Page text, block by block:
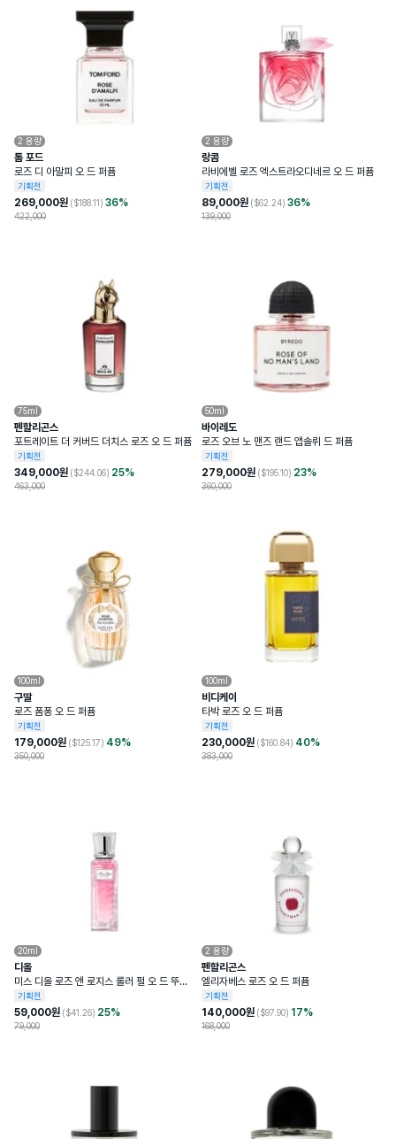
2 용량
톰 포드
로즈 디 아말피 오 드 퍼퓸
기획전
269,000원 ($188.11) 36%
422,000
2 용량
랑콤
라비에벨 로즈 엑스트라오디네르 오 드 퍼퓸
기획전
89,000원 ($62.24) 36%
139,000
75ml
펜할리곤스
포트레이트 더 커버드 더치스 로즈 오 드 퍼퓸
기획전
349,000원 ($244.06) 25%
463,000
50ml
바이레도
로즈 오브 노 맨즈 랜드 앱솔뤼 드 퍼퓸
기획전
279,000원 ($195.10) 23%
360,000
100ml
구딸
로즈 폼퐁 오 드 퍼퓸
기획전
179,000원 ($125.17) 49%
350,000
100ml
비디케이
타박 로즈 오 드 퍼퓸
기획전
230,000원 ($160.84) 40%
383,000
20ml
디올
미스 디올 로즈 앤 로지스 롤러 펄 오 드 뚜왈
렛
기획전
59,000원 ($41.26) 25%
79,000
2 용량
펜할리곤스
엘리자베스 로즈 오 드 퍼퓸
기획전
140,000원 ($97.90) 17%
168,000